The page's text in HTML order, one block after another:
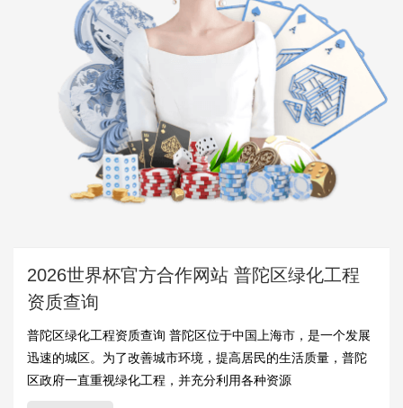
2026世界杯官方合作网站 普陀区绿化工程
资质查询
普陀区绿化工程资质查询 普陀区位于中国上海市，是一个发展
迅速的城区。为了改善城市环境，提高居民的生活质量，普陀
区政府一直重视绿化工程，并充分利用各种资源